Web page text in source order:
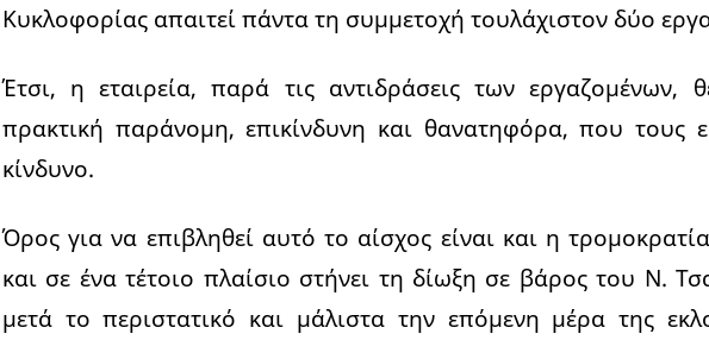
Κυκλοφορίας απαιτεί πάντα τη συμμετοχή τουλάχιστον δύο
Έτσι, η εταιρεία, παρά τις αντιδράσεις των εργαζομένων,
πρακτική παράνομη, επικίνδυνη και θανατηφόρα, που τους
κίνδυνο.
Όρος για να επιβληθεί αυτό το αίσχος είναι και η
και σε ένα τέτοιο πλαίσιο στήνει τη δίωξη σε βάρος του Ν.
μετά το περιστατικό και μάλιστα την επόμενη μέρα της